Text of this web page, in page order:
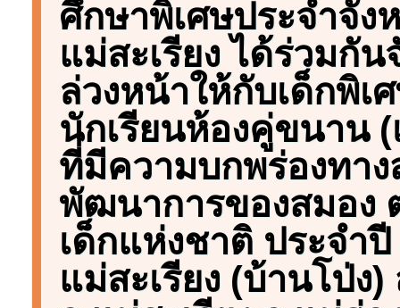
ศึกษาพิเศษประจำจั
แม่สะเรียง ได้ร่วมกั
ล่วงหน้าให้กับเด็กพิเ
นักเรียนห้องคู่ขนาน
ที่มีความบกพร่องทา
พัฒนาการของสมอง
เด็กแห่งชาติ ประจำ
แม่สะเรียง (บ้านโป่